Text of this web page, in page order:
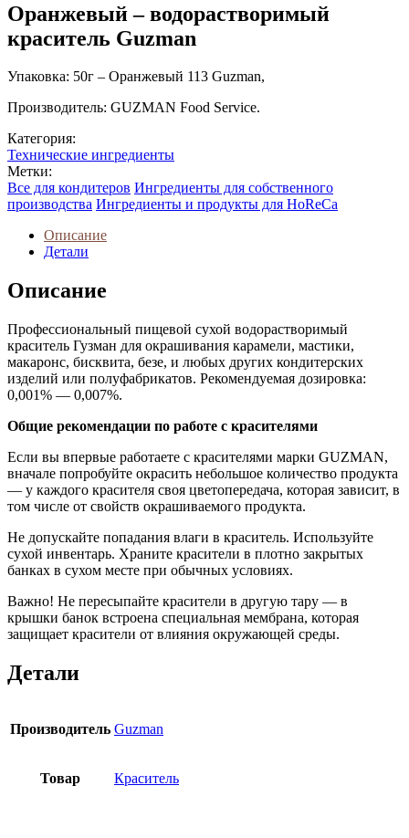
Оранжевый – водорастворимый
краситель Guzman
Упаковка: 50г – Оранжевый 113 Guzman,
Производитель: GUZMAN Food Service.
Категория:
Технические ингредиенты
Метки:
Все для кондитеров Ингредиенты для собственного
производства Ингредиенты и продукты для HoReCa
Описание
Детали
Описание
Профессиональный пищевой сухой водорастворимый
краситель Гузман для окрашивания карамели, мастики,
макаронс, бисквита, безе, и любых других кондитерских
изделий или полуфабрикатов. Рекомендуемая дозировка:
0,001% — 0,007%.
Общие рекомендации по работе с красителями
Если вы впервые работаете с красителями марки GUZMAN,
вначале попробуйте окрасить небольшое количество продукта
— у каждого красителя своя цветопередача, которая зависит, в
том числе от свойств окрашиваемого продукта.
Не допускайте попадания влаги в краситель. Используйте
сухой инвентарь. Храните красители в плотно закрытых
банках в сухом месте при обычных условиях.
Важно! Не пересыпайте красители в другую тару — в
крышки банок встроена специальная мембрана, которая
защищает красители от влияния окружающей среды.
Детали
Производитель Guzman
Товар Краситель